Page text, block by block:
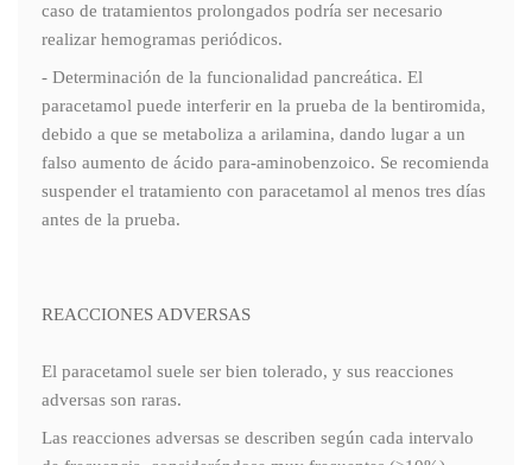
caso de tratamientos prolongados podría ser necesario
realizar hemogramas periódicos.
- Determinación de la funcionalidad pancreática. El
paracetamol puede interferir en la prueba de la bentiromida,
debido a que se metaboliza a arilamina, dando lugar a un
falso aumento de ácido para-aminobenzoico. Se recomienda
suspender el tratamiento con paracetamol al menos tres días
antes de la prueba.
REACCIONES ADVERSAS
El paracetamol suele ser bien tolerado, y sus reacciones
adversas son raras.
Las reacciones adversas se describen según cada intervalo